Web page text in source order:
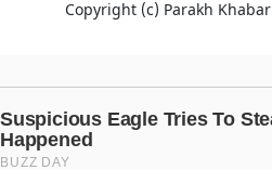
Copyright (c) Parakh Khabar